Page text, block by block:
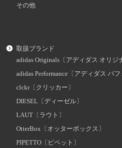
その他
取扱ブランド
adidas Originals〔アディダス オリジ
adidas Performance〔アディダス パフ
clckr〔クリッカー〕
DIESEL〔ディーゼル〕
LAUT〔ラウト〕
OtterBox〔オッターボックス〕
PIPETTO〔ピペット〕